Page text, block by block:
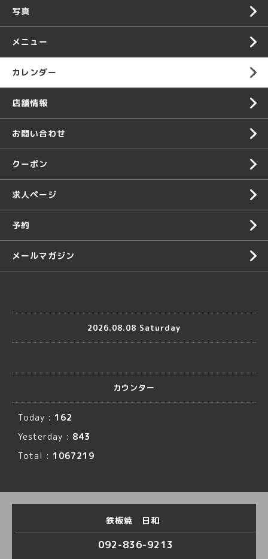
写真
メニュー
カレンダー
店舗情報
お問い合わせ
クーポン
求人ページ
予約
メールマガジン
2026.08.08 Saturday
カウンター
Today : 162
Yesterday : 843
Total : 1067219
鉄板焼 日和
092-836-9213